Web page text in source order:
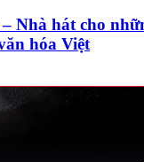
Nhà hát cho
hóa Việt